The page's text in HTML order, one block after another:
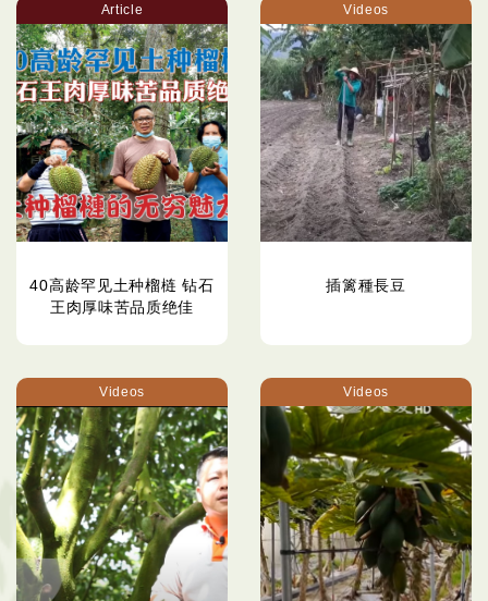
Article
40高龄罕见土种榴梿 钻石
王肉厚味苦品质绝佳
Videos
插篱種長豆
Videos Videos